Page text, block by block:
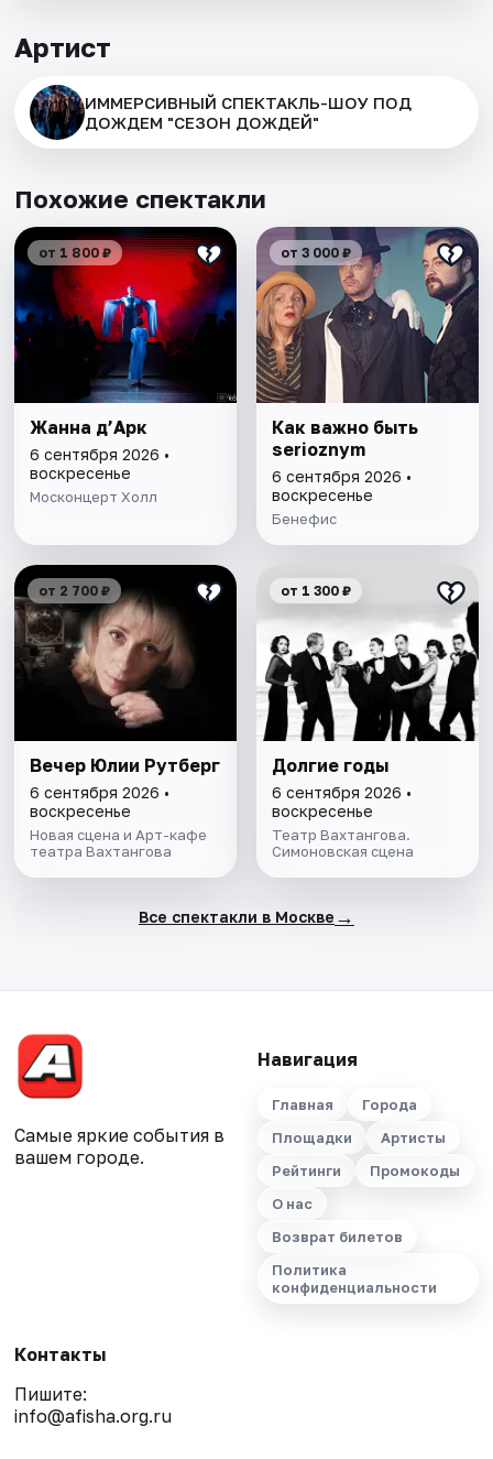
Артист
ИММЕРСИВНЫЙ СПЕКТАКЛЬ-ШОУ ПОД
ДОЖДЕМ "СЕЗОН ДОЖДЕЙ"
Похожие спектакли
от 1 800 ₽
Жанна д’Арк
6 сентября 2026 •
воскресенье
Москонцерт Холл
от 3 000 ₽
Как важно быть
serioznym
6 сентября 2026 •
воскресенье
Бенефис
от 2 700 ₽
Вечер Юлии Рутберг
6 сентября 2026 •
воскресенье
Новая сцена и Арт-кафе
театра Вахтангова
от 1 300 ₽
Долгие годы
6 сентября 2026 •
воскресенье
Театр Вахтангова.
Симоновская сцена
Все спектакли в Москве →
Самые яркие события в
вашем городе.
Навигация
Главная
Города
Площадки
Артисты
Рейтинги
Промокоды
О нас
Возврат билетов
Политика
конфиденциальности
Контакты
Пишите:
info@afisha.org.ru